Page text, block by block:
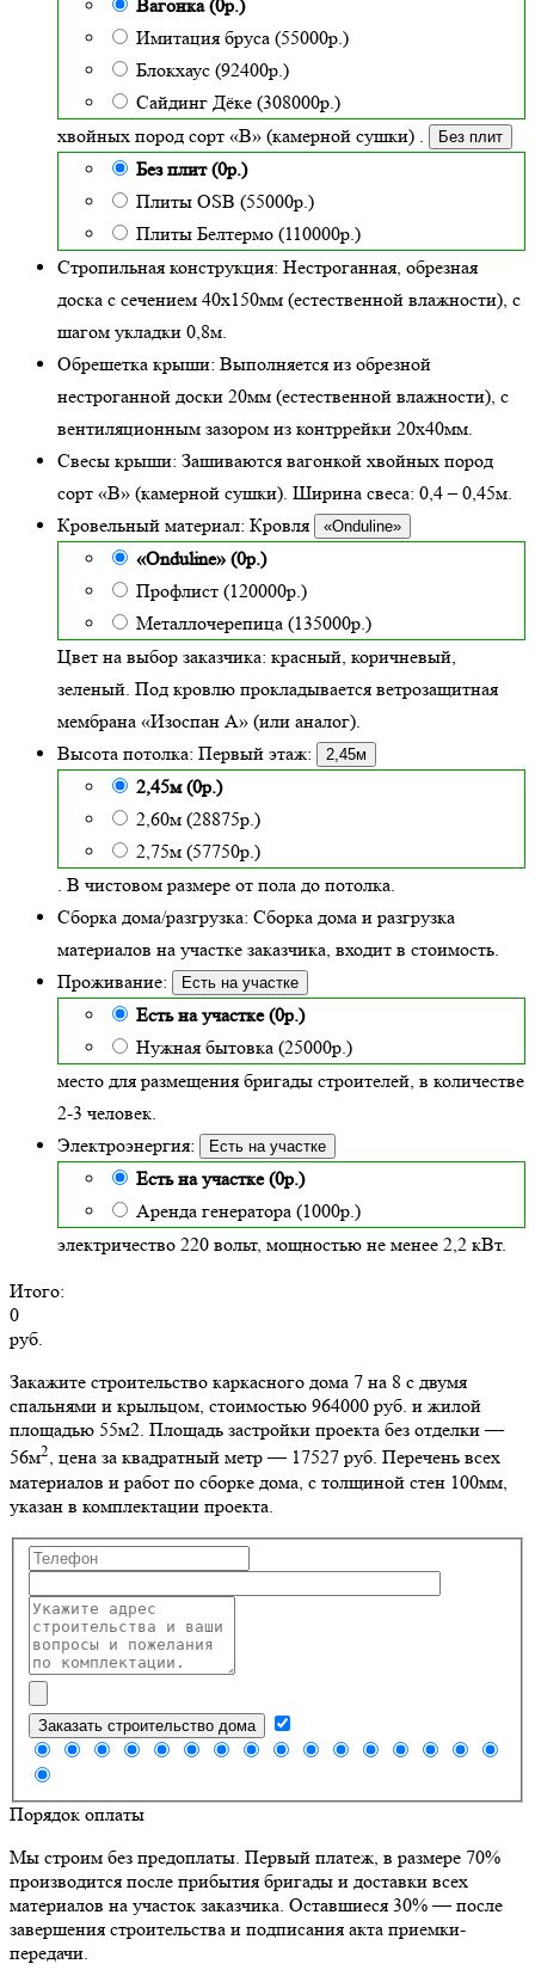
Вагонка (0р.)
Имитация бруса (55000р.)
Блокхаус (92400р.)
Сайдинг Дёке (308000р.)
хвойных пород сорт «В» (камерной сушки) . Без плит
Без плит (0р.)
Плиты OSB (55000р.)
Плиты Белтермо (110000р.)
Стропильная конструкция: Нестроганная, обрезная
доска с сечением 40х150мм (естественной влажности), с
шагом укладки 0,8м.
Обрешетка крыши: Выполняется из обрезной
нестроганной доски 20мм (естественной влажности), с
вентиляционным зазором из контррейки 20х40мм.
Свесы крыши: Зашиваются вагонкой хвойных пород
сорт «В» (камерной сушки). Ширина свеса: 0,4 – 0,45м.
Кровельный материал: Кровля «Onduline»
«Onduline» (0р.)
Профлист (120000р.)
Металлочерепица (135000р.)
Цвет на выбор заказчика: красный, коричневый,
зеленый. Под кровлю прокладывается ветрозащитная
мембрана «Изоспан А» (или аналог).
Высота потолка: Первый этаж: 2,45м
2,45м (0р.)
2,60м (28875р.)
2,75м (57750р.)
. В чистовом размере от пола до потолка.
Сборка дома/разгрузка: Сборка дома и разгрузка
материалов на участке заказчика, входит в стоимость.
Проживание:
Есть на участке
Есть на участке (0р.)
Нужная бытовка (25000р.)
место для размещения бригады строителей, в количестве
2-3 человек.
Электроэнергия:
Есть на участке
Есть на участке (0р.)
Аренда генератора (1000р.)
электричество 220 вольт, мощностью не менее 2,2 кВт.
Итого:
0
руб.
Закажите строительство каркасного дома 7 на 8 с двумя
спальнями и крыльцом, стоимостью 964000 руб. и жилой
площадью 55м2. Площадь застройки проекта без отделки —
56м2, цена за квадратный метр — 17527 руб. Перечень всех
материалов и работ по сборке дома, с толщиной стен 100мм,
указан в комплектации проекта.
Заказать строительство дома
Порядок оплаты
Мы строим без предоплаты. Первый платеж, в размере 70%
производится после прибытия бригады и доставки всех
материалов на участок заказчика. Оставшиеся 30% — после
завершения строительства и подписания акта приемки-
передачи.